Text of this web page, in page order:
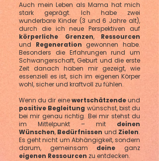
Auch mein Leben als Mama hat mich
stark geprägt. Ich habe zwei
wunderbare Kinder (3 und 6 Jahre alt),
durch die ich neue Perspektiven auf
körperliche Grenzen, Ressourcen
und Regenerationgewonnen habe.
Besonders die Erfahrungen rund um
Schwangerschaft, Geburt und die erste
Zeit danach haben mir gezeigt, wie
essenziell es ist, sich im eigenen Körper
wohl, sicher und kraftvoll zu fühlen.
Wenn du dir einewertschätzendeund
positive Begleitung wünschst, bist du
bei mir genau richtig. Bei mir stehst du
im Mittelpunkt – mit deinen
Wünschen, Bedürfnissen und Zielen.
Es geht nicht um Abhängigkeit, sondern
darum, gemeinsam deine ganz
eigenen Ressourcen zu entdecken.